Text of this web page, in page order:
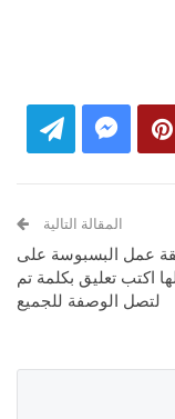
المقالة التالية
عمل البسبوسة على
اكتب تعليق بكلمة تم
لتصل الوصفة للجميع